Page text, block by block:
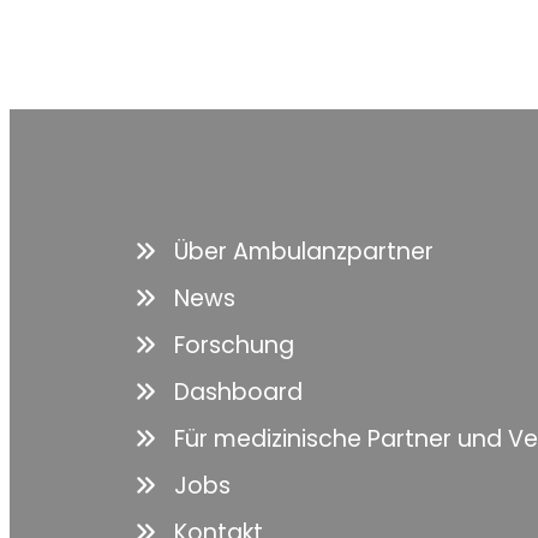
Über Ambulanzpartner
News
Forschung
Dashboard
Für medizinische Partner und
Jobs